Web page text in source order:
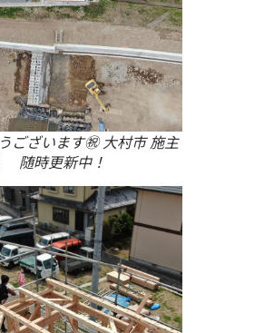
ございます㊗ 大村市 施主
随時更新中！